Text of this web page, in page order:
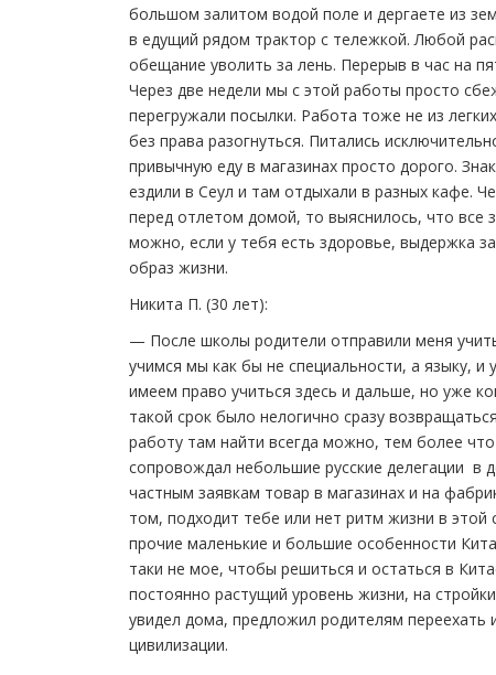
большом залитом водой поле и дергаете из
в едущий рядом трактор с тележкой. Любой
обещание уволить за лень. Перерыв в час на
Через две недели мы с этой работы просто
перегружали посылки. Работа тоже не из
без права разогнуться. Питались
привычную еду в магазинах просто дорого.
ездили в Сеул и там отдыхали в разных кафе.
перед отлетом домой, то выяснилось, что все
можно, если у тебя есть здоровье, выдержка
образ жизни.
Никита П. (30 лет):
— После школы родители отправили меня
учимся мы как бы не специальности, а языку, и
имеем право учиться здесь и дальше, но уже
такой срок было нелогично сразу
работу там найти всегда можно, тем более
сопровождал небольшие русские делегации в
частным заявкам товар в магазинах и на
том, подходит тебе или нет ритм жизни в этой
прочие маленькие и большие особенности
таки не мое, чтобы решиться и остаться в
постоянно растущий уровень жизни, на
увидел дома, предложил родителям
цивилизации.